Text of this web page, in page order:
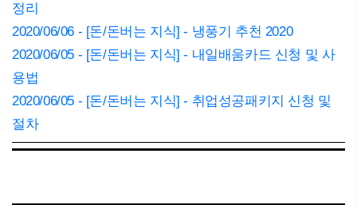
정리
2020/06/06 - [돈/돈버는 지식] - 냉풍기 추천 2020
2020/06/05 - [돈/돈버는 지식] - 내일배움카드 신청 및 사
용법
2020/06/05 - [돈/돈버는 지식] - 취업성공패키지 신청 및
절차